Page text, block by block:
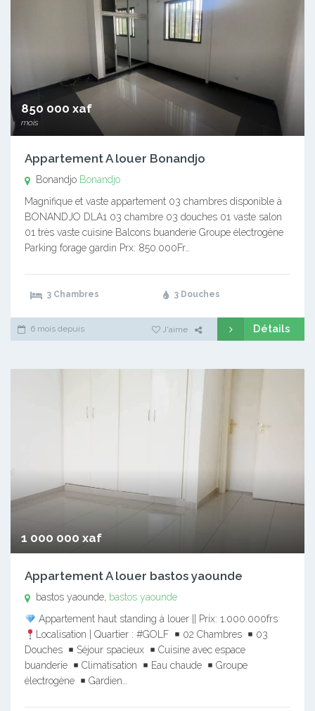
850 000 xaf
mois
Appartement A louer Bonandjo
Bonandjo Bonandjo
Magnifique et vaste appartement 03 chambres disponible à
BONANDJO DLA1 03 chambre 03 douches 01 vaste salon
01 très vaste cuisine Balcons buanderie Groupe électrogène
Parking forage gardin Prx: 850.000Fr…
3 Chambres 3 Douches
6 mois depuis J'aime Détails
1 000 000 xaf
Appartement A louer bastos yaounde
bastos yaounde, bastos yaounde
Appartement haut standing à louer || Prix: 1.000.000frs
Localisation | Quartier : #GOLF
02 Chambres
03
Douches
Séjour spacieux
Cuisine avec espace
buanderie
Climatisation Eau chaude
Groupe
électrogène
Gardien…